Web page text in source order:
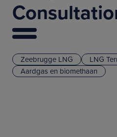
Zeebrugge LNG
LNG
Aardgas en biomethaan